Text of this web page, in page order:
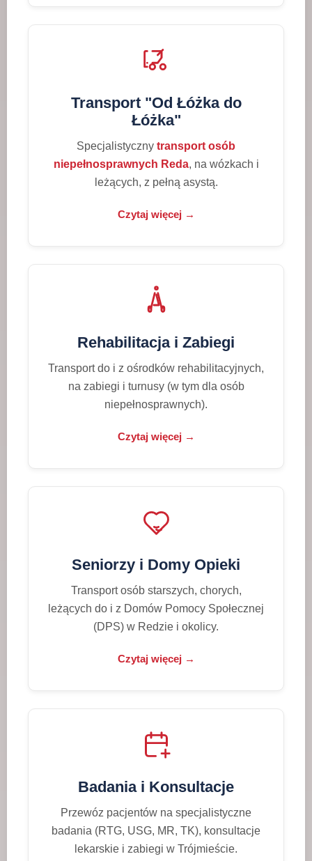
Transport "Od Łóżka do
Łóżka"
Specjalistyczny transport osób
niepełnosprawnych Reda, na wózkach i
leżących, z pełną asystą.
Czytaj więcej →
Rehabilitacja i Zabiegi
Transport do i z ośrodków rehabilitacyjnych,
na zabiegi i turnusy (w tym dla osób
niepełnosprawnych).
Czytaj więcej →
Seniorzy i Domy Opieki
Transport osób starszych, chorych,
leżących do i z Domów Pomocy Społecznej
(DPS) w Redzie i okolicy.
Czytaj więcej →
Badania i Konsultacje
Przewóz pacjentów na specjalistyczne
badania (RTG, USG, MR, TK), konsultacje
lekarskie i zabiegi w Trójmieście.